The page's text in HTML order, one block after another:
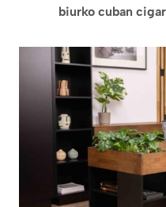
biurko cuban